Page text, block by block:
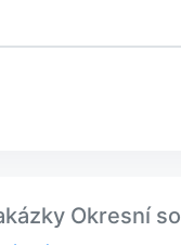
Okresní